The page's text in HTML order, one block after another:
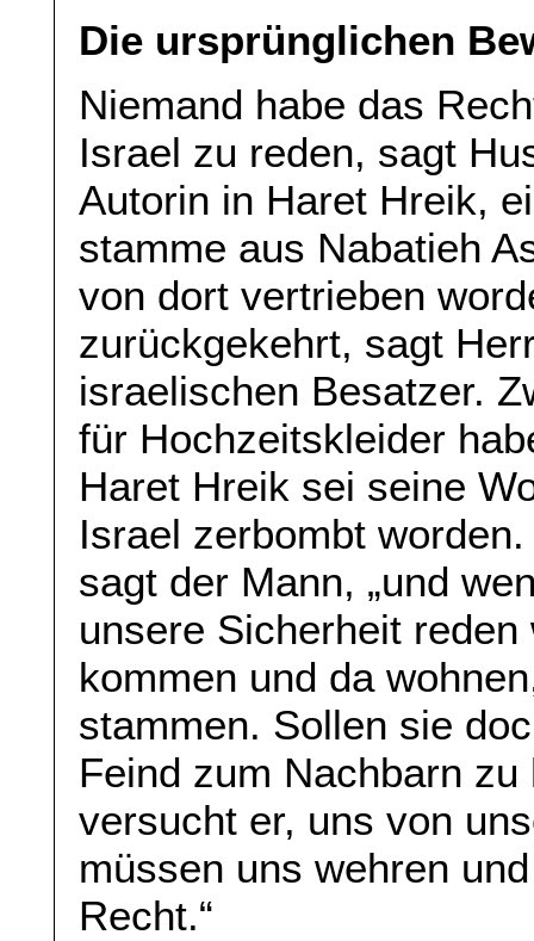
Die ursprünglichen
Niemand habe das
Israel zu reden, sagt
Autorin in Haret Hreik,
stamme aus Nabatieh
von dort vertrieben
zurückgekehrt, sagt
israelischen Besatzer.
für Hochzeitskleider
Haret Hreik sei seine
Israel zerbombt
sagt der Mann, „und
unsere Sicherheit
kommen und da
stammen. Sollen sie
Feind zum Nachbarn
versucht er, uns von
müssen uns wehren
Recht.“